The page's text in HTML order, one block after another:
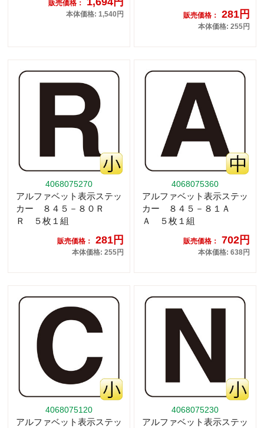
販売価格：
本体価格: 1,540円 販売価格： 281円
本体価格: 255円
4068075270
アルファベット表示ステッ
カー ８４５－８０Ｒ
Ｒ ５枚１組
販売価格： 281円
本体価格: 255円
4068075360
アルファベット表示ステッ
カー ８４５－８１Ａ
Ａ ５枚１組
販売価格： 702円
本体価格: 638円
4068075120
アルファベット表示ステッ
4068075230
アルファベット表示ステッ